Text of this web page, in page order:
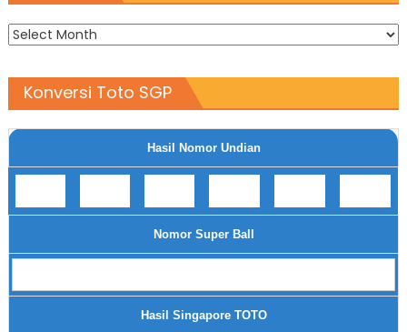
Archives
Konversi Toto SGP
Hasil Nomor Undian
Nomor Super Ball
Hasil Singapore TOTO